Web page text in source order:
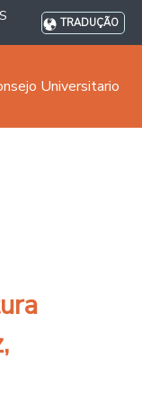
TRADUÇÃO
Universitario